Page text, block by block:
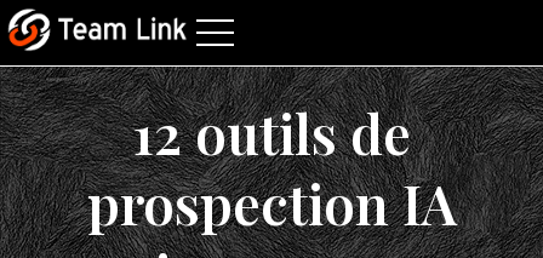
12 outils de
prospection IA